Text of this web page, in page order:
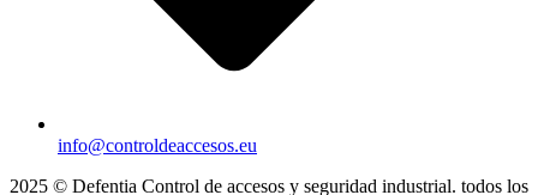
info@controldeaccesos.eu
2025 © Defentia Control de accesos y seguridad industrial. todos los